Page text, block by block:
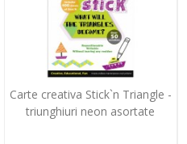
Carte creativa Stick`n Triangle -
triunghiuri neon asortate